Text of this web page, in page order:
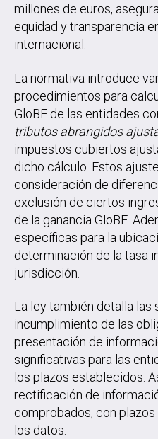
millones de euros,
equidad y transparencia
internacional.
La normativa introduce
procedimientos para
GloBE de las entidades
tributos abrangidos
impuestos cubiertos
dicho cálculo. Estos
consideración de
exclusión de ciertos
de la ganancia GloBE.
específicas para la
determinación de la tasa
jurisdicción.
La ley también detalla las
incumplimiento de las
presentación de
significativas para las
los plazos establecidos.
rectificación de
comprobados, con
los datos.